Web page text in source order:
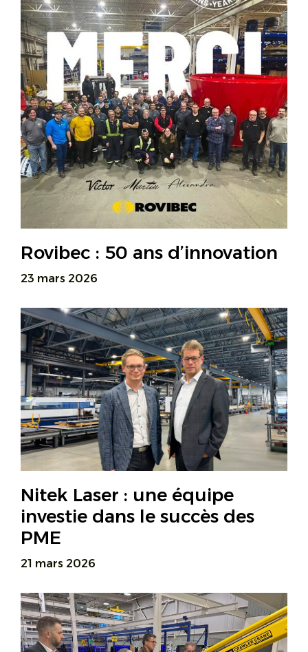
Rovibec : 50 ans d’innovation
23 mars 2026
Nitek Laser : une équipe
investie dans le succès des
PME
21 mars 2026